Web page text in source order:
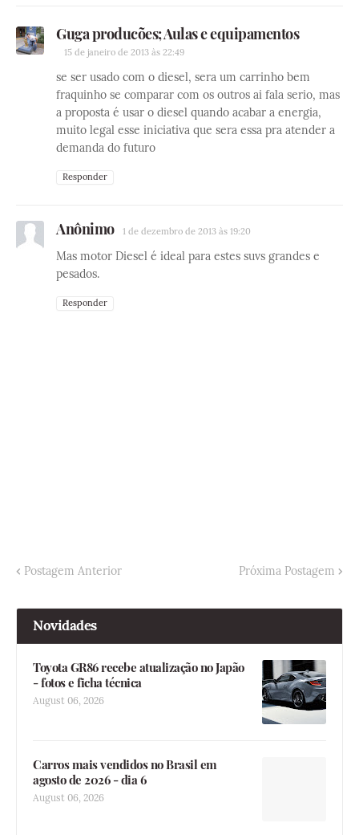
Guga producões; Aulas e equipamentos
15 de janeiro de 2013 às 22:49
se ser usado com o diesel, sera um carrinho bem
fraquinho se comparar com os outros ai fala serio, mas
a proposta é usar o diesel quando acabar a energia,
muito legal esse iniciativa que sera essa pra atender a
demanda do futuro
Responder
Anônimo 1 de dezembro de 2013 às 19:20
Mas motor Diesel é ideal para estes suvs grandes e
pesados.
Responder
Postagem Anterior Próxima Postagem
Novidades
Toyota GR86 recebe atualização no Japão
- fotos e ficha técnica
August 06, 2026
Carros mais vendidos no Brasil em
agosto de 2026 - dia 6
August 06, 2026